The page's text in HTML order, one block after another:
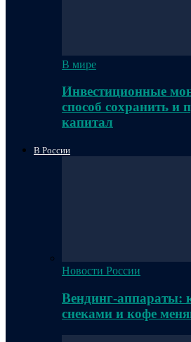
В мире
Инвестиционные
способ сохранить и
капитал
В России
Новости России
Вендинг-аппараты:
снеками и кофе